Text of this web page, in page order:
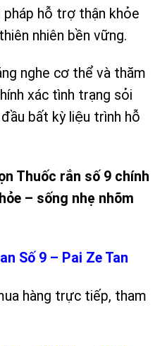
hỗ trợ thận khỏe
nhiên bền vững.
nghe cơ thể và thăm
xác tình trạng sỏi
bất kỳ liệu trình hỗ
Thuốc rắn số 9 chính
– sống nhẹ nhõm
Số 9 – Pai Ze Tan
hàng trực tiếp, tham